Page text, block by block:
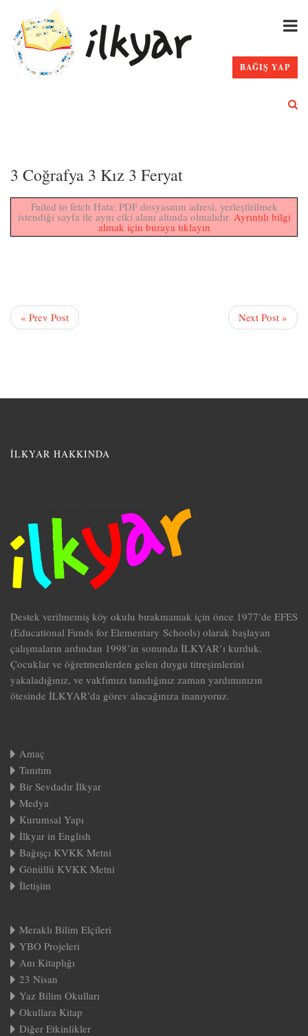
BAĞIŞ YAP
3 Coğrafya 3 Kız 3 Feryat
Failed to fetch Hata: PDF dosyasının adresi, yerleştirilmek
istendiği sayfa ile aynı etki alanı altında olmalıdır. Ayrıntılı bilgi
almak için buraya tıklayın
« Prev Post Next Post »
İLKYAR HAKKINDA
Destek verilmemiş köy okulu bırakmamak için önce 1977’de EFES
(Educational Funds for Elementary Schools) olarak başlayan
çalışmaların ardından 1998’in sonunda İLKYAR’ı kurduk.
Çocuklar ve öğretmenlerden gelen duygu titreşimlerini
yakaladığınız, ve vakfımızı tanıdığınız zaman yardımınızın
ötesinde İLKYAR’da görev alacağınıza inanıyoruz.
Amaç
Tanıtım
Bir Sevdadır İlkyar
Medya
Kurumsal Yapı
İlkyar in English
Bağışçı KVKK Metni
Gönüllü KVKK Metni
İletişim
Meraklı Bilim Elçileri
YBO Projeleri
Anı Kitaplığı
23 Nisan
Yaz Bilim Okulları
Okullara Kitap
Diğer Etkinlikler